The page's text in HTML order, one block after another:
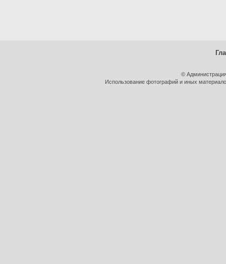
©
Использование фотографий и иных